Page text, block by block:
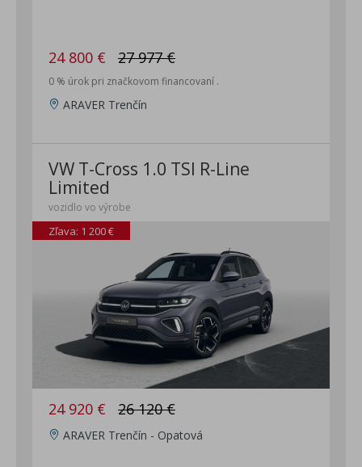
pneumatiky 215/45 R18 - Čierne lakovaná strecha karosérie
Stmavené zadné okná od B-stĺpika smerom dozadu
24 800 € 27 977 €
0 % úrok pri značkovom financovaní .
ARAVER Trenčín
VW T-Cross 1.0 TSI R-Line
Limited
vozidlo vo výrobe
Zľava: 1 200 €
24 920 € 26 120 €
ARAVER Trenčín - Opatová